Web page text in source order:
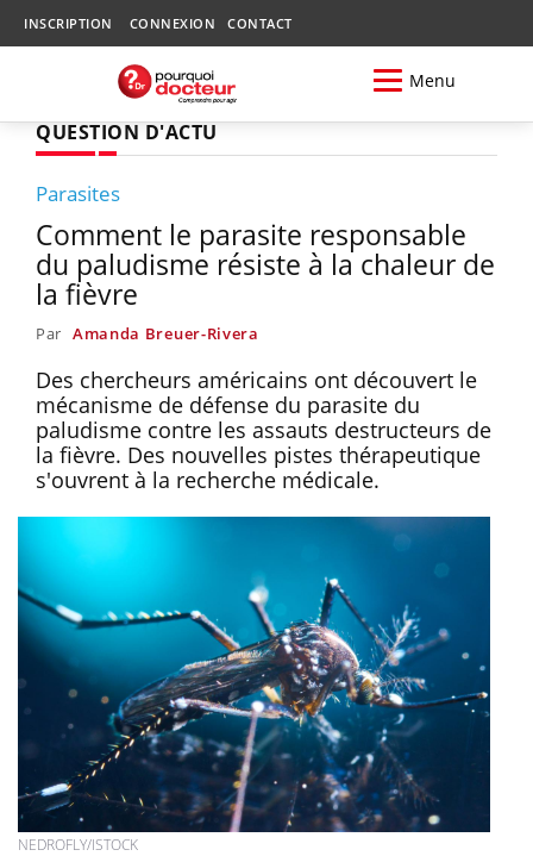
INSCRIPTION CONNEXION CONTACT
Menu
QUESTION D'ACTU
Parasites
Comment le parasite responsable
du paludisme résiste à la chaleur de
la fièvre
Par Amanda Breuer-Rivera
Des chercheurs américains ont découvert le
mécanisme de défense du parasite du
paludisme contre les assauts destructeurs de
la fièvre. Des nouvelles pistes thérapeutique
s'ouvrent à la recherche médicale.
NEDROFLY/ISTOCK